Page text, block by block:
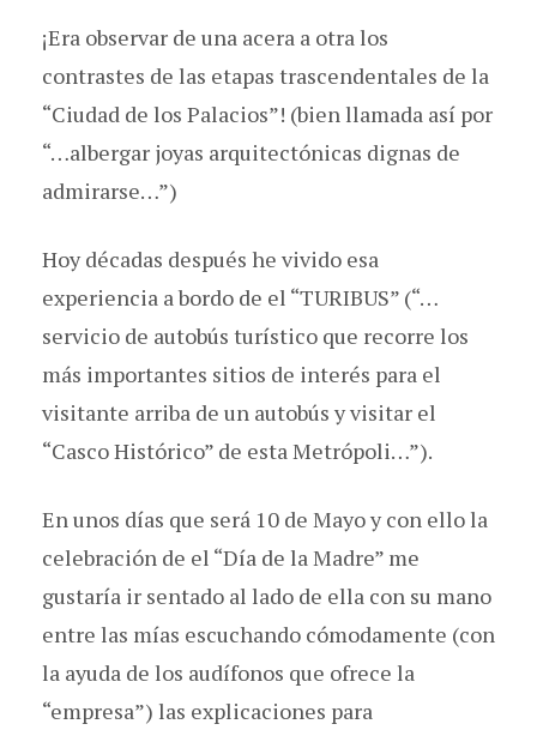
¡Era observar de una acera a otra los
contrastes de las etapas trascendentales de la
“Ciudad de los Palacios”! (bien llamada así por
“…albergar joyas arquitectónicas dignas de
admirarse…”)
Hoy décadas después he vivido esa
experiencia a bordo de el “TURIBUS” (“…
servicio de autobús turístico que recorre los
más importantes sitios de interés para el
visitante arriba de un autobús y visitar el
“Casco Histórico” de esta Metrópoli…”).
En unos días que será 10 de Mayo y con ello la
celebración de el “Día de la Madre” me
gustaría ir sentado al lado de ella con su mano
entre las mías escuchando cómodamente (con
la ayuda de los audífonos que ofrece la
“empresa”) las explicaciones para